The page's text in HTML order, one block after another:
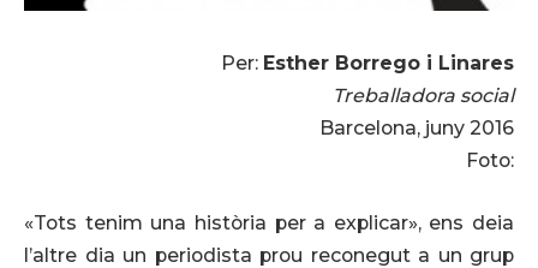
Per: Esther Borrego i Linares
Treballadora social
Barcelona, juny 2016
Foto:
«Tots tenim una història per a explicar», ens deia
l’altre dia un periodista prou reconegut a un grup